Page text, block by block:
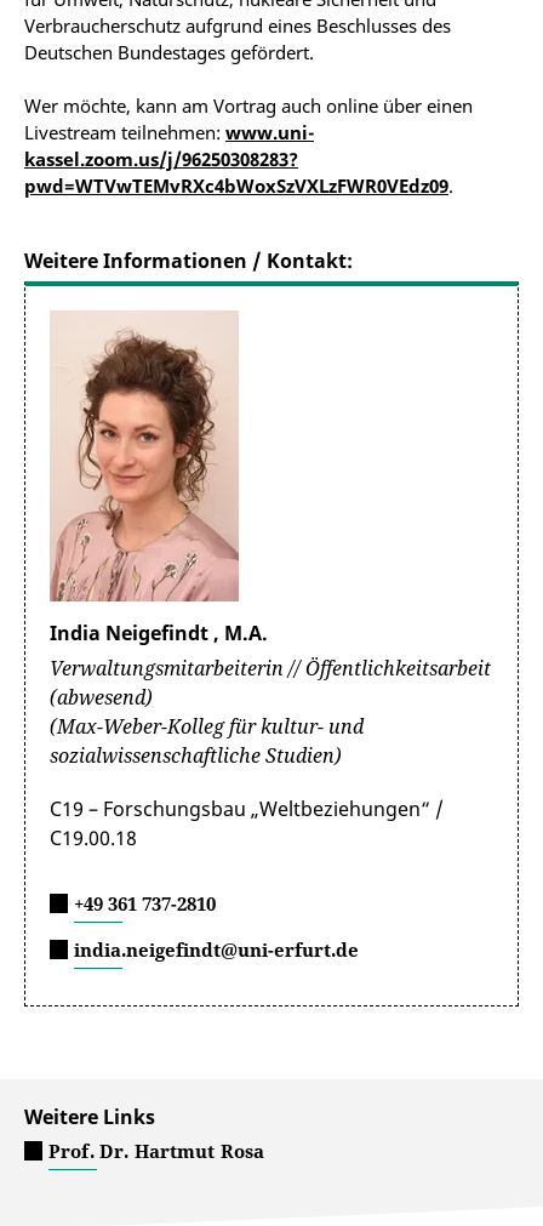
Verbraucherschutz aufgrund eines Beschlusses des
Deutschen Bundestages gefördert.
Wer möchte, kann am Vortrag auch online über einen
Livestream teilnehmen: www.uni-
kassel.zoom.us/j/96250308283?
pwd=WTVwTEMvRXc4bWoxSzVXLzFWR0VEdz09.
Weitere Informationen / Kontakt:
India Neigefindt , M.A.
Verwaltungsmitarbeiterin // Öffentlichkeitsarbeit
(abwesend)
(Max-Weber-Kolleg für kultur- und
sozialwissenschaftliche Studien)
C19 – Forschungsbau „Weltbeziehungen“ /
C19.00.18
+49 361 737-2810
india.neigefindt@uni-erfurt.de
Weitere Links
Prof. Dr. Hartmut Rosa